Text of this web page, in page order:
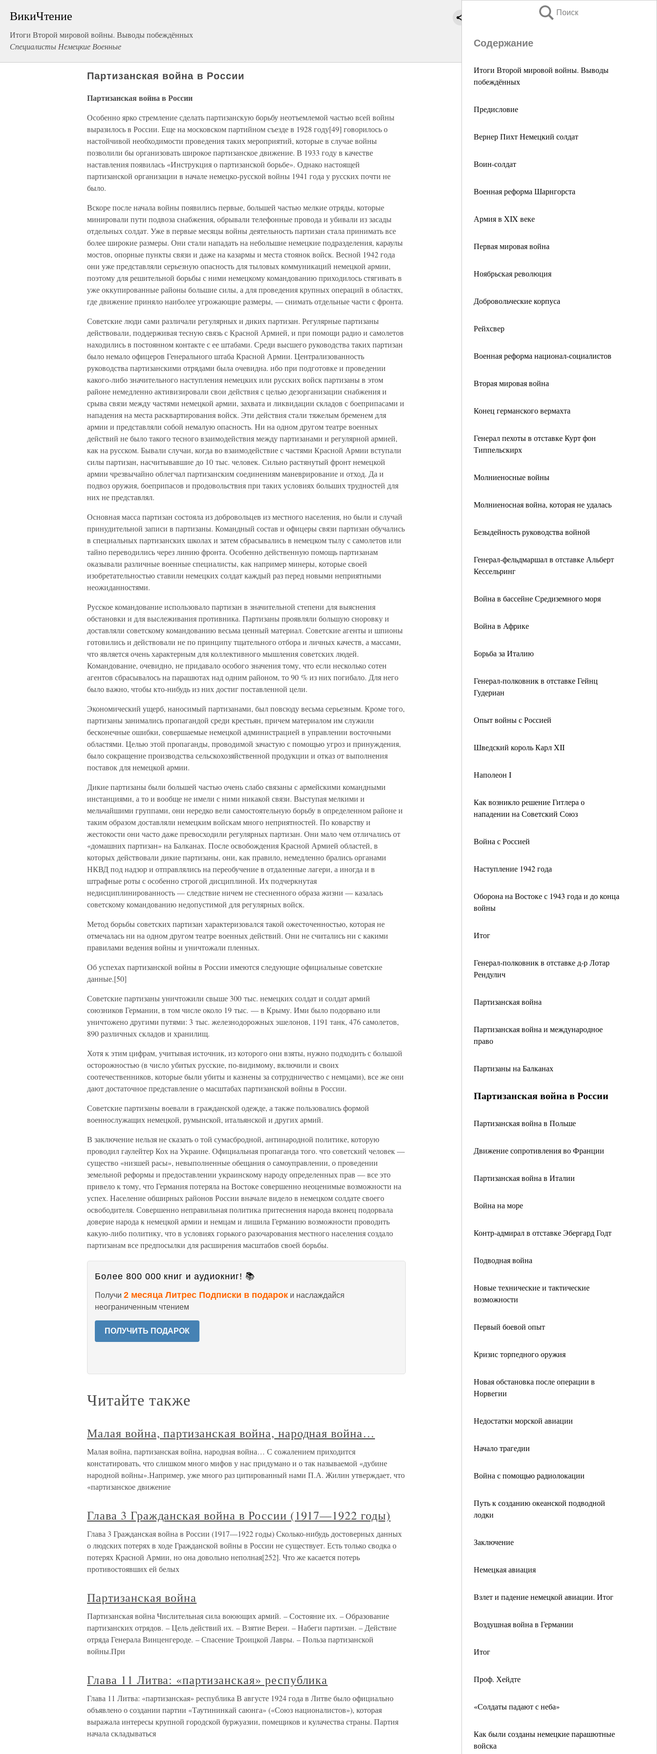
ВикиЧтение
Итоги Второй мировой войны. Выводы побеждённых
Специалисты Немецкие Военные
Поиск
Содержание
Итоги Второй мировой войны. Выводы
побеждённых
Предисловие
Вернер Пихт Немецкий солдат
Воин-солдат
Военная реформа Шарнгорста
Армия в XIX веке
Первая мировая война
Ноябрьская революция
Добровольческие корпуса
Рейхсвер
Военная реформа национал-социалистов
Вторая мировая война
Конец германского вермахта
Генерал пехоты в отставке Курт фон
Типпельскирх
Молниеносные войны
Молниеносная война, которая не удалась
Безыдейность руководства войной
Генерал-фельдмаршал в отставке Альберт
Кессельринг
Война в бассейне Средиземного моря
Война в Африке
Борьба за Италию
Генерал-полковник в отставке Гейнц
Гудериан
Опыт войны с Россией
Шведский король Карл XII
Наполеон I
Как возникло решение Гитлера о
нападении на Советский Союз
Война с Россией
Наступление 1942 года
Оборона на Востоке с 1943 года и до конца
войны
Итог
Генерал-полковник в отставке д-р Лотар
Рендулич
Партизанская война
Партизанская война и международное
право
Партизаны на Балканах
Партизанская война в России
Партизанская война в Польше
Движение сопротивления во Франции
Партизанская война в Италии
Война на море
Контр-адмирал в отставке Эбергард Годт
Подводная война
Новые технические и тактические
возможности
Первый боевой опыт
Кризис торпедного оружия
Новая обстановка после операции в
Норвегии
Недостатки морской авиации
Начало трагедии
Война с помощью радиолокации
Путь к созданию океанской подводной
лодки
Заключение
Немецкая авиация
Взлет и падение немецкой авиации. Итог
Воздушная война в Германии
Итог
Проф. Хейдте
«Солдаты падают с неба»
Как были созданы немецкие парашютные
войска
Партизанская война в России
Партизанская война в России
Особенно ярко стремление сделать партизанскую борьбу неотъемлемой частью всей войны
выразилось в России. Еще на московском партийном съезде в 1928 году[49] говорилось о
настойчивой необходимости проведения таких мероприятий, которые в случае войны
позволили бы организовать широкое партизанское движение. В 1933 году в качестве
наставления появилась «Инструкция о партизанской борьбе». Однако настоящей
партизанской организации в начале немецко-русской войны 1941 года у русских почти не
было.
Вскоре после начала войны появились первые, большей частью мелкие отряды, которые
минировали пути подвоза снабжения, обрывали телефонные провода и убивали из засады
отдельных солдат. Уже в первые месяцы войны деятельность партизан стала принимать все
более широкие размеры. Они стали нападать на небольшие немецкие подразделения, караулы
мостов, опорные пункты связи и даже на казармы и места стоянок войск. Весной 1942 года
они уже представляли серьезную опасность для тыловых коммуникаций немецкой армии,
поэтому для решительной борьбы с ними немецкому командованию приходилось стягивать в
уже оккупированные районы большие силы, а для проведения крупных операций в областях,
где движение приняло наиболее угрожающие размеры, — снимать отдельные части с фронта.
Советские люди сами различали регулярных и диких партизан. Регулярные партизаны
действовали, поддерживая тесную связь с Красной Армией, и при помощи радио и самолетов
находились в постоянном контакте с ее штабами. Среди высшего руководства таких партизан
было немало офицеров Генерального штаба Красной Армии. Централизованность
руководства партизанскими отрядами была очевидна. ибо при подготовке и проведении
какого-либо значительного наступления немецких или русских войск партизаны в этом
районе немедленно активизировали свои действия с целью дезорганизации снабжения и
срыва связи между частями немецкой армии, захвата и ликвидации складов с боеприпасами и
нападения на места расквартирования войск. Эти действия стали тяжелым бременем для
армии и представляли собой немалую опасность. Ни на одном другом театре военных
действий не было такого тесного взаимодействия между партизанами и регулярной армией,
как на русском. Бывали случаи, когда во взаимодействие с частями Красной Армии вступали
силы партизан, насчитывавшие до 10 тыс. человек. Сильно растянутый фронт немецкой
армии чрезвычайно облегчал партизанским соединениям маневрирование и отход. Да и
подвоз оружия, боеприпасов и продовольствия при таких условиях больших трудностей для
них не представлял.
Основная масса партизан состояла из добровольцев из местного населения, но были и случай
принудительной записи в партизаны. Командный состав и офицеры связи партизан обучались
в специальных партизанских школах и затем сбрасывались в немецком тылу с самолетов или
тайно переводились через линию фронта. Особенно действенную помощь партизанам
оказывали различные военные специалисты, как например минеры, которые своей
изобретательностью ставили немецких солдат каждый раз перед новыми неприятными
неожиданностями.
Русское командование использовало партизан в значительной степени для выяснения
обстановки и для выслеживания противника. Партизаны проявляли большую сноровку и
доставляли советскому командованию весьма ценный материал. Советские агенты и шпионы
готовились и действовали не по принципу тщательного отбора и личных качеств, а массами,
что является очень характерным для коллективного мышления советских людей.
Командование, очевидно, не придавало особого значения тому, что если несколько сотен
агентов сбрасывалось на парашютах над одним районом, то 90 % из них погибало. Для него
было важно, чтобы кто-нибудь из них достиг поставленной цели.
Экономический ущерб, наносимый партизанами, был повсюду весьма серьезным. Кроме того,
партизаны занимались пропагандой среди крестьян, причем материалом им служили
бесконечные ошибки, совершаемые немецкой администрацией в управлении восточными
областями. Целью этой пропаганды, проводимой зачастую с помощью угроз и принуждения,
было сокращение производства сельскохозяйственной продукции и отказ от выполнения
поставок для немецкой армии.
Дикие партизаны были большей частью очень слабо связаны с армейскими командными
инстанциями, а то и вообще не имели с ними никакой связи. Выступая мелкими и
мельчайшими группами, они нередко вели самостоятельную борьбу в определенном районе и
таким образом доставляли немецким войскам много неприятностей. По коварству и
жестокости они часто даже превосходили регулярных партизан. Они мало чем отличались от
«домашних партизан» на Балканах. После освобождения Красной Армией областей, в
которых действовали дикие партизаны, они, как правило, немедленно брались органами
НКВД под надзор и отправлялись на переобучение в отдаленные лагери, а иногда и в
штрафные роты с особенно строгой дисциплиной. Их подчеркнутая
недисциплинированность — следствие ничем не стесненного образа жизни — казалась
советскому командованию недопустимой для регулярных войск.
Метод борьбы советских партизан характеризовался такой ожесточенностью, которая не
отмечалась ни на одном другом театре военных действий. Они не считались ни с какими
правилами ведения войны и уничтожали пленных.
Об успехах партизанской войны в России имеются следующие официальные советские
данные.[50]
Советские партизаны уничтожили свыше 300 тыс. немецких солдат и солдат армий
союзников Германии, в том числе около 19 тыс. — в Крыму. Ими было подорвано или
уничтожено другими путями: 3 тыс. железнодорожных эшелонов, 1191 танк, 476 самолетов,
890 различных складов и хранилищ.
Хотя к этим цифрам, учитывая источник, из которого они взяты, нужно подходить с большой
осторожностью (в число убитых русские, по-видимому, включили и своих
соотечественников, которые были убиты и казнены за сотрудничество с немцами), все же они
дают достаточное представление о масштабах партизанской войны в России.
Советские партизаны воевали в гражданской одежде, а также пользовались формой
военнослужащих немецкой, румынской, итальянской и других армий.
В заключение нельзя не сказать о той сумасбродной, антинародной политике, которую
проводил гаулейтер Кох на Украине. Официальная пропаганда того. что советский человек —
существо «низшей расы», невыполненные обещания о самоуправлении, о проведении
земельной реформы и предоставлении украинскому народу определенных прав — все это
привело к тому, что Германия потеряла на Востоке совершенно неоценимые возможности на
успех. Население обширных районов России вначале видело в немецком солдате своего
освободителя. Совершенно неправильная политика притеснения народа вконец подорвала
доверие народа к немецкой армии и немцам и лишила Германию возможности проводить
какую-либо политику, что в условиях горького разочарования местного населения создало
партизанам все предпосылки для расширения масштабов своей борьбы.
Более 800 000 книг и аудиокниг! 📚
Получи 2 месяца Литрес Подписки в подарок и наслаждайся
неограниченным чтением
ПОЛУЧИТЬ ПОДАРОК
Читайте также
Малая война, партизанская война, народная война…
Малая война, партизанская война, народная война… С сожалением приходится
констатировать, что слишком много мифов у нас придумано и о так называемой «дубине
народной войны».Например, уже много раз цитированный нами П.А. Жилин утверждает, что
«партизанское движение
Глава 3 Гражданская война в России (1917—1922 годы)
Глава 3 Гражданская война в России (1917—1922 годы) Сколько-нибудь достоверных данных
о людских потерях в ходе Гражданской войны в России не существует. Есть только сводка о
потерях Красной Армии, но она довольно неполная[252]. Что же касается потерь
противостоявших ей белых
Партизанская война
Партизанская война Числительная сила воюющих армий. – Состояние их. – Образование
партизанских отрядов. – Цель действий их. – Взятие Вереи. – Набеги партизан. – Действие
отряда Генерала Винценгероде. – Спасение Троицкой Лавры. – Польза партизанской
войны.При
Глава 11 Литва: «партизанская» республика
Глава 11 Литва: «партизанская» республика В августе 1924 года в Литве было официально
объявлено о создании партии «Таутининкай саюнга» («Союз националистов»), которая
выражала интересы крупной городской буржуазии, помещиков и кулачества страны. Партия
начала складываться